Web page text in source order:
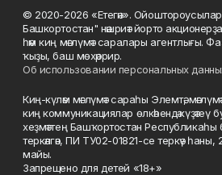
© 2020-2026 «Етегән».
Башкортостан" нәшриәт йорто
һәм киң мәғлүмәт саралары агентлығы.
ҡыҙы, баш мөхәррир.
Об использовании персональных
Киң-күләм мәғлүмәт сараһы Элемтә,
киң коммуникациялар өлкәһендә
хеҙмәттең Башҡортостан
теркәлгән, ПИ ТУ02-01821-се теркәү
майы.
Запрещено для детей «18+»